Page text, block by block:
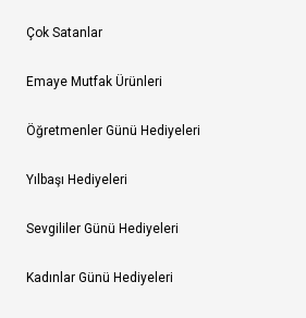
Çok Satanlar
Emaye Mutfak Ürünleri
Öğretmenler Günü Hediyeleri
Yılbaşı Hediyeleri
Sevgililer Günü Hediyeleri
Kadınlar Günü Hediyeleri